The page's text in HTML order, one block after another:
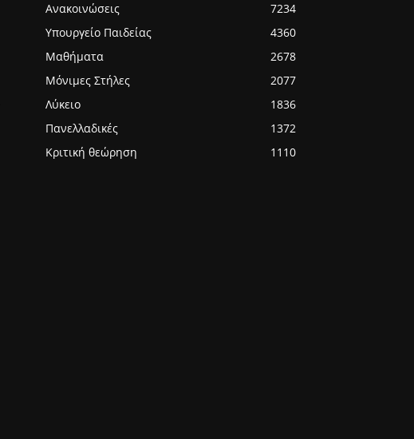
Ανακοινώσεις
7234
Υπουργείο Παιδείας
4360
Μαθήματα
2678
Μόνιμες Στήλες
2077
Λύκειο
1836
Πανελλαδικές
1372
Κριτική θεώρηση
1110